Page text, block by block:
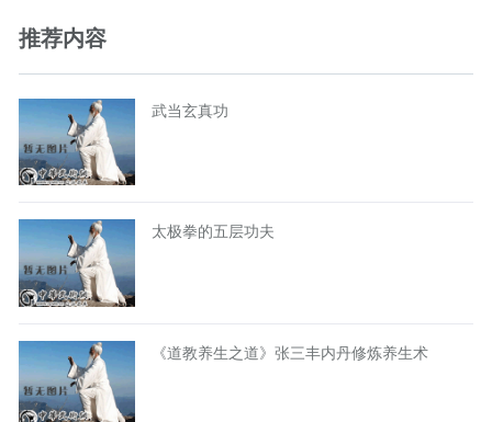
推荐内容
武当玄真功
太极拳的五层功夫
《道教养生之道》张三丰内丹修炼养生术